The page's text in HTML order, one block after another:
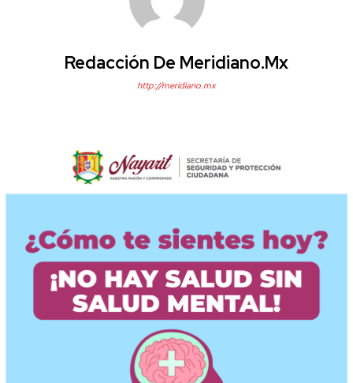
Redacción De Meridiano.mx
http://meridiano.mx